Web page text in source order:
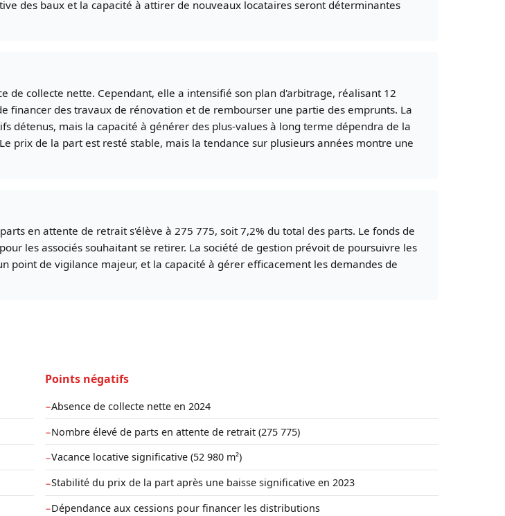
des baux et la capacité à attirer de nouveaux locataires seront déterminantes
de collecte nette. Cependant, elle a intensifié son plan d'arbitrage, réalisant 12
financer des travaux de rénovation et de rembourser une partie des emprunts. La
mais la capacité à générer des plus-values à long terme dépendra de la
prix de la part est resté stable, mais la tendance sur plusieurs années montre une
en attente de retrait s'élève à 275 775, soit 7,2% du total des parts. Le fonds de
les associés souhaitant se retirer. La société de gestion prévoit de poursuivre les
point de vigilance majeur, et la capacité à gérer efficacement les demandes de
Points négatifs
−Absence de collecte nette en 2024
−Nombre élevé de parts en attente de retrait (275 775)
−Vacance locative significative (52 980 m²)
−Stabilité du prix de la part après une baisse significative en 2023
−Dépendance aux cessions pour financer les distributions